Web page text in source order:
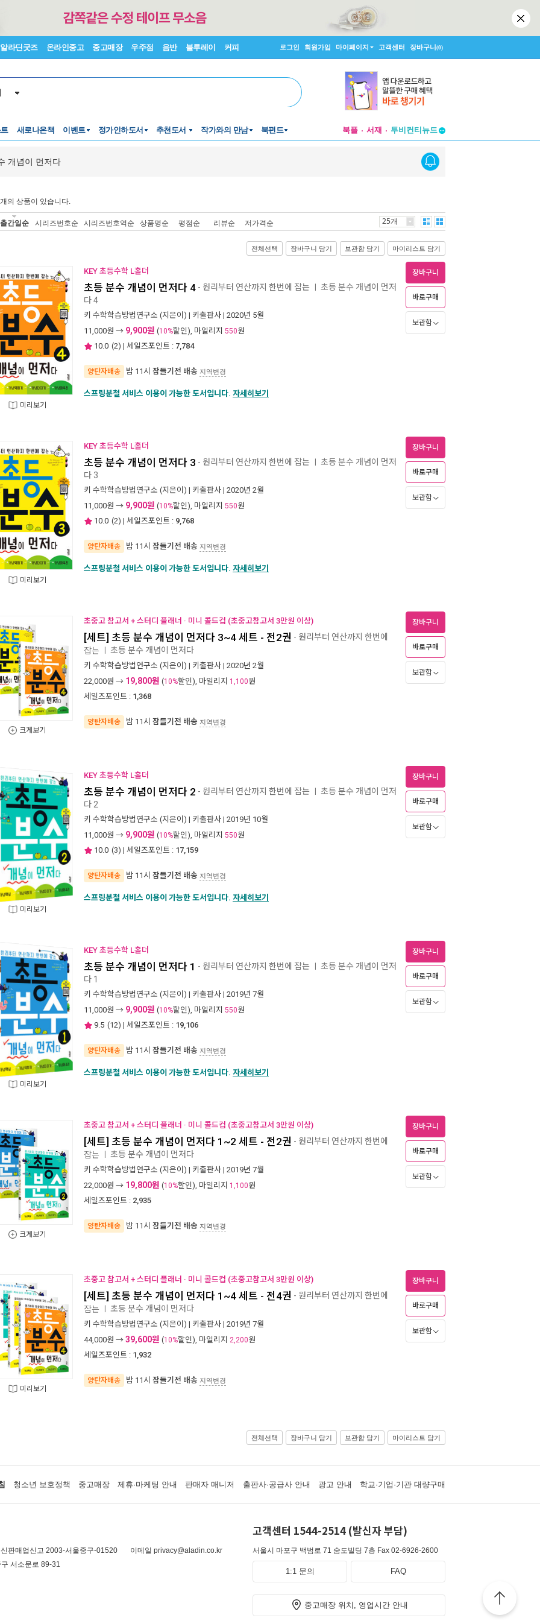
알라딘굿즈 온라인중고 중고매장 우주점 음반 블루레이 커피 로그인 회원가입 마이페이지 고객센터 장바구니(0)
새로나온책 이벤트 정가인하도서 추천도서 작가와의 만남 북펀드 북플 서재
투비컨티뉴드
투비컨티뉴드
개념이 먼저다
개의 상품이 있습니다.
출간일순 시리즈번호순 시리즈번호역순 상품명순 평점순 리뷰순 저가격순 25개
전체선택 장바구니 담기 보관함 담기 마이리스트 담기
미리보기
KEY 초등수학 L홀더
초등 분수 개념이 먼저다 4 - 원리부터 연산까지 한번에 잡는 초등 분수 개념이 먼저
다 4
키 수학학습방법연구소 (지은이) | 키출판사 | 2020년 5월
11,000원 → 9,900원 (10%할인), 마일리지 550원
10.0 (2) | 세일즈포인트 : 7,784
양탄자배송 밤 11시 잠들기전 배송 지역변경
장바구니
바로구매
보관함
스프링분철 서비스 이용이 가능한 도서입니다. 자세히보기
미리보기
KEY 초등수학 L홀더
초등 분수 개념이 먼저다 3 - 원리부터 연산까지 한번에 잡는 초등 분수 개념이 먼저
다 3
키 수학학습방법연구소 (지은이) | 키출판사 | 2020년 2월
11,000원 → 9,900원 (10%할인), 마일리지 550원
10.0 (2) | 세일즈포인트 : 9,768
양탄자배송 밤 11시 잠들기전 배송 지역변경
장바구니
바로구매
보관함
스프링분철 서비스 이용이 가능한 도서입니다. 자세히보기
크게보기
초중고 참고서 + 스터디 플래너 · 미니 콜드컵 (초중고참고서 3만원 이상)
[세트] 초등 분수 개념이 먼저다 3~4 세트 - 전2권 - 원리부터 연산까지 한번에
잡는 초등 분수 개념이 먼저다
키 수학학습방법연구소 (지은이) | 키출판사 | 2020년 2월
22,000원 → 19,800원 (10%할인), 마일리지 1,100원
세일즈포인트 : 1,368
양탄자배송 밤 11시 잠들기전 배송 지역변경
장바구니
바로구매
보관함
미리보기
KEY 초등수학 L홀더
초등 분수 개념이 먼저다 2 - 원리부터 연산까지 한번에 잡는 초등 분수 개념이 먼저
다 2
키 수학학습방법연구소 (지은이) | 키출판사 | 2019년 10월
11,000원 → 9,900원 (10%할인), 마일리지 550원
10.0 (3) | 세일즈포인트 : 17,159
양탄자배송 밤 11시 잠들기전 배송 지역변경
장바구니
바로구매
보관함
스프링분철 서비스 이용이 가능한 도서입니다. 자세히보기
미리보기
KEY 초등수학 L홀더
초등 분수 개념이 먼저다 1 - 원리부터 연산까지 한번에 잡는 초등 분수 개념이 먼저
다 1
키 수학학습방법연구소 (지은이) | 키출판사 | 2019년 7월
11,000원 → 9,900원 (10%할인), 마일리지 550원
9.5 (12) | 세일즈포인트 : 19,106
양탄자배송 밤 11시 잠들기전 배송 지역변경
장바구니
바로구매
보관함
스프링분철 서비스 이용이 가능한 도서입니다. 자세히보기
크게보기
초중고 참고서 + 스터디 플래너 · 미니 콜드컵 (초중고참고서 3만원 이상)
[세트] 초등 분수 개념이 먼저다 1~2 세트 - 전2권 - 원리부터 연산까지 한번에
잡는 초등 분수 개념이 먼저다
키 수학학습방법연구소 (지은이) | 키출판사 | 2019년 7월
22,000원 → 19,800원 (10%할인), 마일리지 1,100원
세일즈포인트 : 2,935
양탄자배송 밤 11시 잠들기전 배송 지역변경
장바구니
바로구매
보관함
미리보기
초중고 참고서 + 스터디 플래너 · 미니 콜드컵 (초중고참고서 3만원 이상)
[세트] 초등 분수 개념이 먼저다 1~4 세트 - 전4권 - 원리부터 연산까지 한번에
잡는 초등 분수 개념이 먼저다
키 수학학습방법연구소 (지은이) | 키출판사 | 2019년 7월
44,000원 → 39,600원 (10%할인), 마일리지 2,200원
세일즈포인트 : 1,932
양탄자배송 밤 11시 잠들기전 배송 지역변경
장바구니
바로구매
보관함
전체선택 장바구니 담기 보관함 담기 마이리스트 담기
청소년 보호정책 중고매장 제휴·마케팅 안내 판매자 매니저 출판사·공급사 안내 광고 안내 학교·기업·기관 대량구매
판매업신고 2003-서울중구-01520
이메일 privacy@aladin.co.kr
서소문로 89-31
고객센터 1544-2514 (발신자 부담)
서울시 마포구 백범로 71 숨도빌딩 7층 Fax 02-6926-2600
1:1 문의 FAQ
중고매장 위치, 영업시간 안내